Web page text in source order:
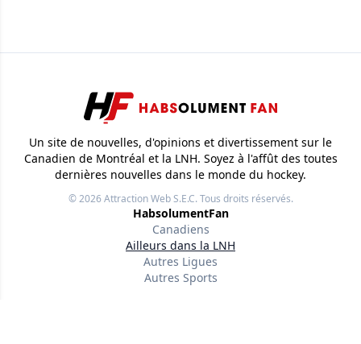
Un site de nouvelles, d'opinions et divertissement sur le
Canadien de Montréal et la LNH. Soyez à l'affût des toutes
dernières nouvelles dans le monde du hockey.
© 2026Attraction Web S.E.C.Tous droits réservés.
HabsolumentFan
Canadiens
Ailleurs dans la LNH
Autres Ligues
Autres Sports